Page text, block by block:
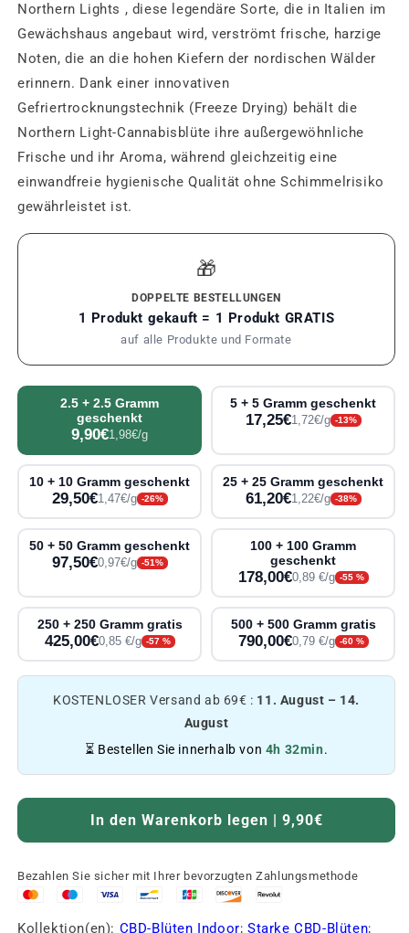
Northern Lights , diese legendäre Sorte, die in Italien im
Gewächshaus angebaut wird, verströmt frische, harzige
Noten, die an die hohen Kiefern der nordischen Wälder
erinnern. Dank einer innovativen
Gefriertrocknungstechnik (Freeze Drying) behält die
Northern Light-Cannabisblüte ihre außergewöhnliche
Frische und ihr Aroma, während gleichzeitig eine
einwandfreie hygienische Qualität ohne Schimmelrisiko
gewährleistet ist.
🎁
DOPPELTE BESTELLUNGEN
1 Produkt gekauft = 1 Produkt GRATIS
auf alle Produkte und Formate
2.5 + 2.5 Gramm
geschenkt
9,90€1,98€/g
5 + 5 Gramm geschenkt
17,25€1,72€/g -13%
10 + 10 Gramm geschenkt
29,50€1,47€/g -26%
25 + 25 Gramm geschenkt
61,20€1,22€/g -38%
50 + 50 Gramm geschenkt
97,50€0,97€/g -51%
100 + 100 Gramm
geschenkt
178,00€0,89 €/g -55 %
250 + 250 Gramm gratis
425,00€0,85 €/g -57 %
500 + 500 Gramm gratis
790,00€0,79 €/g -60 %
KOSTENLOSER Versand ab 69€ : 11. August – 14.
August
⏳ Bestellen Sie innerhalb von 4h 32min.
In den Warenkorb legen | 9,90€
Bezahlen Sie sicher mit Ihrer bevorzugten Zahlungsmethode
Kollektion(en): CBD-Blüten Indoor;Starke CBD-Blüten;